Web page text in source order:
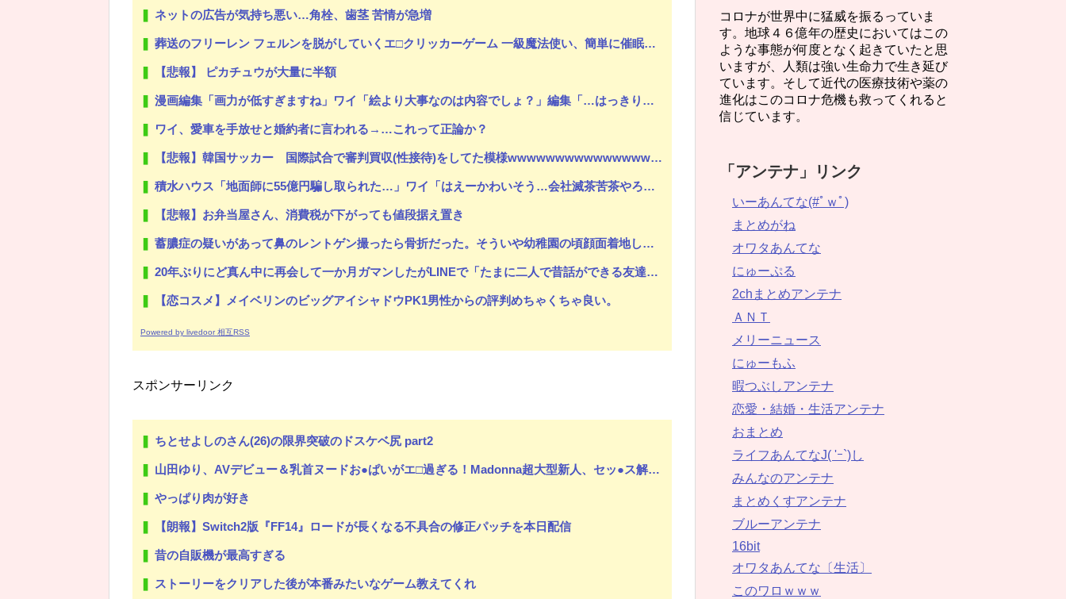
ネットの広告が気持ち悪い…角栓、歯茎 苦情が急増
葬送のフリーレン フェルンを脱がしていくエ□クリッカーゲーム 一級魔法使い、簡単に催眠術にかかる。
【悲報】 ピカチュウが大量に半額
漫画編集「画力が低すぎますね」ワイ「絵より大事なのは内容でしょ？」編集「…はっきり言いますね」
ワイ、愛車を手放せと婚約者に言われる→…これって正論か？
【悲報】韓国サッカー 国際試合で審判買収(性接待)をしてた模様wwwwwwwwwwwwwwwwwwwwwwwwwwwwwwwwwwwwwwwwwwwwwwwww
積水ハウス「地面師に55億円騙し取られた…」ワイ「はえーかわいそう…会社滅茶苦茶やろなぁ」
【悲報】お弁当屋さん、消費税が下がっても値段据え置き
蓄膿症の疑いがあって鼻のレントゲン撮ったら骨折だった。そういや幼稚園の頃顔面着地したことがあったが、 母ちゃん当時気づかなかったのかよ・・・
20年ぶりにど真ん中に再会して一か月ガマンしたがLINEで「たまに二人で昔話ができる友達になろう」的なメッセ送信した。昨日まで既読無視
【恋コスメ】メイベリンのビッグアイシャドウPK1男性からの評判めちゃくちゃ良い。
Powered by livedoor 相互RSS
スポンサーリンク
ちとせよしのさん(26)の限界突破のドスケベ尻 part2
山田ゆり、AVデビュー＆乳首ヌードお●ぱいがエ□過ぎる！Madonna超大型新人、セッ●ス解禁！（エ□動画）
やっぱり肉が好き
【朗報】Switch2版『FF14』ロードが長くなる不具合の修正パッチを本日配信
昔の自販機が最高すぎる
ストーリーをクリアした後が本番みたいなゲーム教えてくれ
コロナが世界中に猛威を振るっていま
す。地球４６億年の歴史においてはこの
ような事態が何度となく起きていたと思
いますが、人類は強い生命力で生き延び
ています。そして近代の医療技術や薬の
進化はこのコロナ危機も救ってくれると
信じています。
「アンテナ」リンク
いーあんてな(#ﾟｗﾟ)
まとめがね
オワタあんてな
にゅーぷる
2chまとめアンテナ
ＡＮＴ
メリーニュース
にゅーもふ
暇つぶしアンテナ
恋愛・結婚・生活アンテナ
おまとめ
ライフあんてなJ( 'ｰ`)し
みんなのアンテナ
まとめくすアンテナ
ブルーアンテナ
16bit
オワタあんてな〔生活〕
このワロｗｗｗ